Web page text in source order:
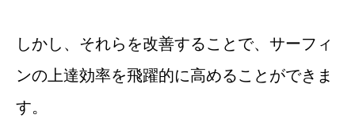
しかし、それらを改善することで、サーフィ
ンの上達効率を飛躍的に高めることができま
す。